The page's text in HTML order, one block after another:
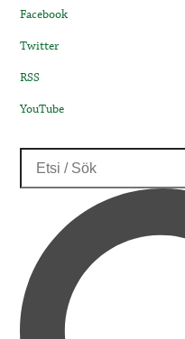
Facebook
Twitter
RSS
YouTube